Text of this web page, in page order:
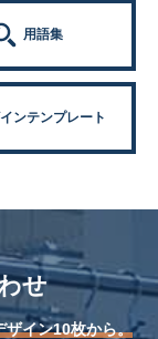
用語集
ンテンプレート
せ
ザイン10枚から。